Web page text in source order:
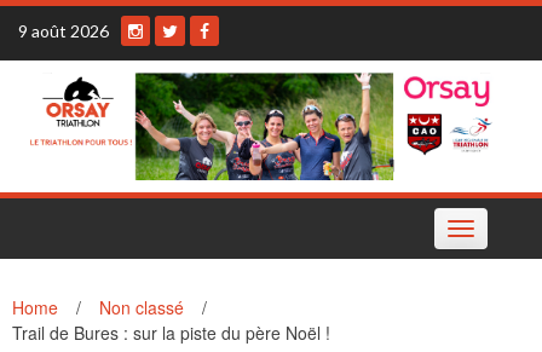
Skip
content
9 août 2026
Toggle
navigation
Home / Non classé
/
Trail de Bures : sur la piste du père Noël !